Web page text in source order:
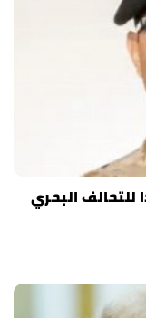
للتحالف البحري